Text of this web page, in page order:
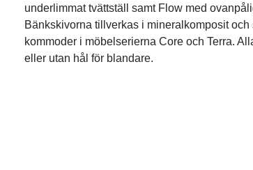
underlimmat tvättställ samt Flow med
Bänkskivorna tillverkas i mineralkomposit
kommoder i möbelserierna Core och Terra.
eller utan hål för blandare.